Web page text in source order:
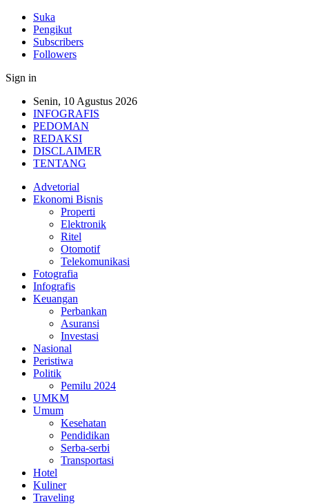
Suka
Pengikut
Subscribers
Followers
Sign in
Senin, 10 Agustus 2026
INFOGRAFIS
PEDOMAN
REDAKSI
DISCLAIMER
TENTANG
Advetorial
Ekonomi Bisnis
Properti
Elektronik
Ritel
Otomotif
Telekomunikasi
Fotografia
Infografis
Keuangan
Perbankan
Asuransi
Investasi
Nasional
Peristiwa
Politik
Pemilu 2024
UMKM
Umum
Kesehatan
Pendidikan
Serba-serbi
Transportasi
Hotel
Kuliner
Traveling